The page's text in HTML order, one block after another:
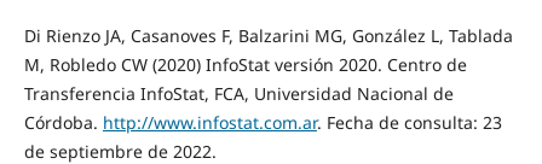
Di Rienzo JA, Casanoves F, Balzarini MG, González L, Tablada
M, Robledo CW (2020) InfoStat versión 2020. Centro de
Transferencia InfoStat, FCA, Universidad Nacional de
Córdoba. http://www.infostat.com.ar. Fecha de consulta: 23
de septiembre de 2022.